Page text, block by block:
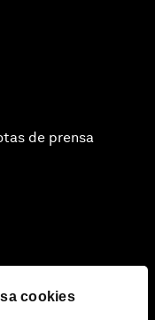
cookies
de prensa